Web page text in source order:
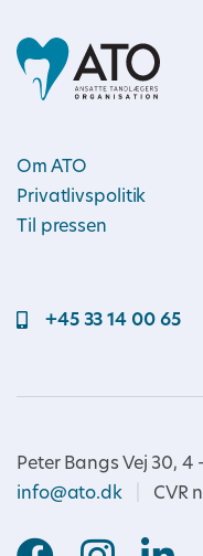
Om ATO
Privatlivspolitik
Til pressen
+45 33 14 00 65
Peter Bangs Vej 30,
info@ato.dk
CVR